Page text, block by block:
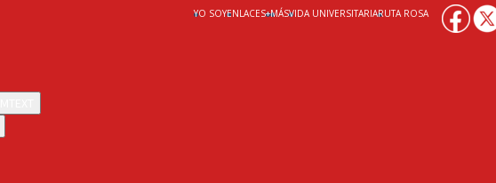
YO SOYENLACES+MÁSVIDA UNIVERSITARIARUTA ROSA